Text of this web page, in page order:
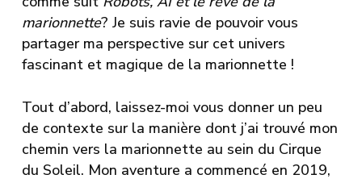
marionnette? Je suis ravie de pouvoir vous
partager ma perspective sur cet univers
fascinant et magique de la marionnette !
Tout d’abord, laissez-moi vous donner un peu
de contexte sur la manière dont j’ai trouvé mon
chemin vers la marionnette au sein du Cirque
du Soleil. Mon aventure a commencé en 2019,